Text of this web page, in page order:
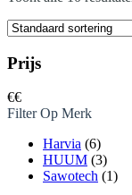
Prijs
€€
Filter Op Merk
Harvia (6)
HUUM (3)
Sawotech (1)